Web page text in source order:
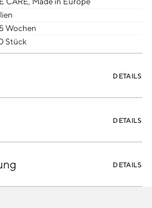
Wochen
Stück
DETAILS
DETAILS
DETAILS